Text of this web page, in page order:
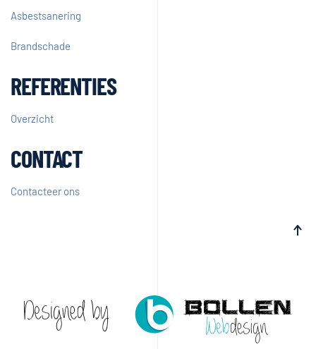
Asbestsanering
Brandschade
REFERENTIES
Overzicht
CONTACT
Contacteer ons